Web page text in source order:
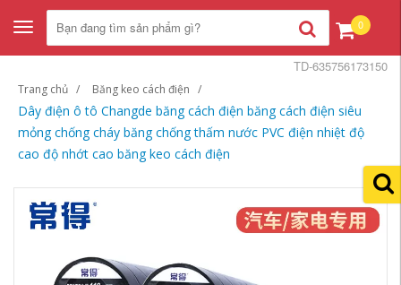
Toggle
navigation
0
Trang chủ Băng keo cách điện
Dây điện ô tô Changde băng cách điện băng cách điện siêu
mỏng chống cháy băng chống thấm nước PVC điện nhiệt độ
cao độ nhớt cao băng keo cách điện
TD-635756173150